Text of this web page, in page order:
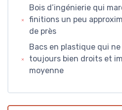
Bois d’ingénierie qui
finitions un peu
de près
Bacs en plastique qui
toujours bien droits et
moyenne